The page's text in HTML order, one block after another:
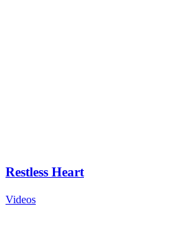
Restless Heart
Videos